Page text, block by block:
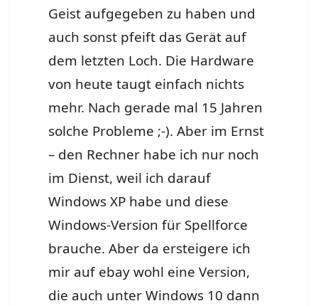
Geist aufgegeben zu haben und
auch sonst pfeift das Gerät auf
dem letzten Loch. Die Hardware
von heute taugt einfach nichts
mehr. Nach gerade mal 15 Jahren
solche Probleme ;-). Aber im Ernst
– den Rechner habe ich nur noch
im Dienst, weil ich darauf
Windows XP habe und diese
Windows-Version für Spellforce
brauche. Aber da ersteigere ich
mir auf ebay wohl eine Version,
die auch unter Windows 10 dann